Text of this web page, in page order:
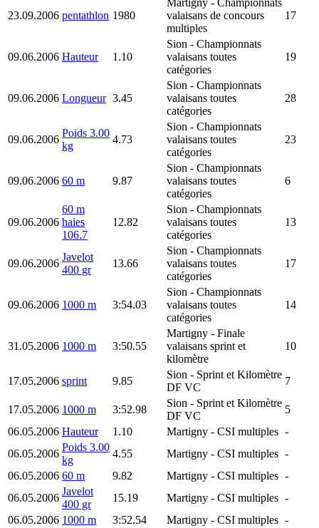
23.09.2006 pentathlon 1980
valaisans de concours
multiples
17
09.06.2006 Hauteur 1.10
Sion - Championnats
valaisans toutes
catégories
19
09.06.2006 Longueur 3.45
Sion - Championnats
valaisans toutes
catégories
28
09.06.2006
Poids 3.00
kg
4.73
Sion - Championnats
valaisans toutes
catégories
23
09.06.2006 60 m 9.87
Sion - Championnats
valaisans toutes
catégories
6
09.06.2006
60 m
haies
106.7
12.82
Sion - Championnats
valaisans toutes
catégories
13
09.06.2006
Javelot
400 gr
13.66
Sion - Championnats
valaisans toutes
catégories
17
09.06.2006 1000 m 3:54.03
Sion - Championnats
valaisans toutes
catégories
14
31.05.2006 1000 m 3:50.55
Martigny - Finale
valaisans sprint et
kilomètre
10
17.05.2006 sprint 9.85
Sion - Sprint et Kilomètre
DF VC
7
17.05.2006 1000 m 3:52.98
Sion - Sprint et Kilomètre
DF VC
5
06.05.2006 Hauteur 1.10 Martigny - CSI multiples -
06.05.2006
Poids 3.00
kg
4.55 Martigny - CSI multiples -
06.05.2006 60 m 9.82 Martigny - CSI multiples -
06.05.2006
Javelot
400 gr
15.19 Martigny - CSI multiples -
06.05.2006 1000 m 3:52.54 Martigny - CSI multiples -